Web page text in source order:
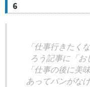
6
「仕事行きたく
ろう記事に「
「仕事の後に美
あってパンがな